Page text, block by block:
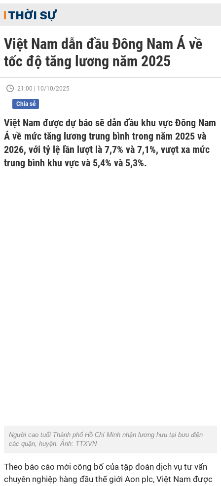
THỜI SỰ
Việt Nam dẫn đầu Đông Nam Á về
tốc độ tăng lương năm 2025
21:00 | 10/10/2025
Chia sẻ
Việt Nam được dự báo sẽ dẫn đầu khu vực Đông Nam
Á về mức tăng lương trung bình trong năm 2025 và
2026, với tỷ lệ lần lượt là 7,7% và 7,1%, vượt xa mức
trung bình khu vực và 5,4% và 5,3%.
Người cao tuổi Thành phố Hồ Chí Minh nhận lương hưu tại bưu điện
các quận, huyện. Ảnh: TTXVN
Theo báo cáo mới công bố của tập đoàn dịch vụ tư vấn
chuyên nghiệp hàng đầu thế giới Aon plc, Việt Nam được